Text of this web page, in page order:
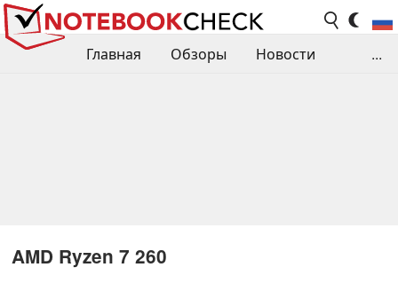
Главная Обзоры
Новости
...
AMD Ryzen 7 260